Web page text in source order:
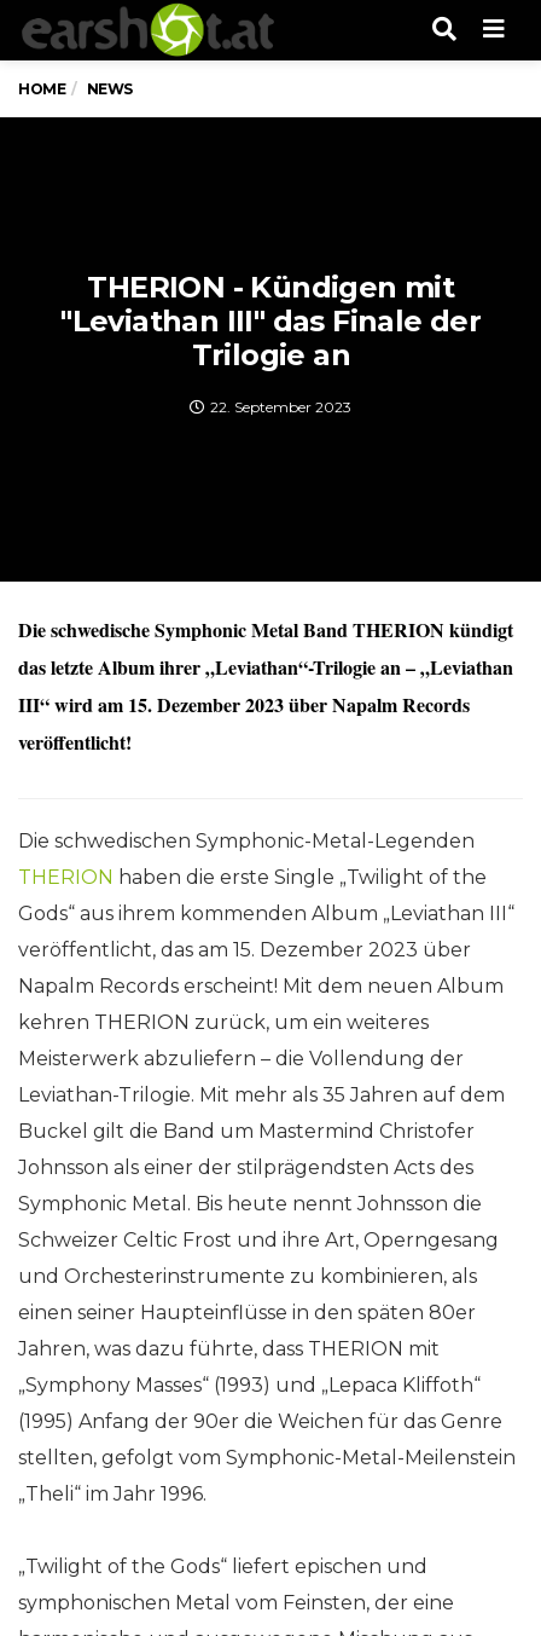
HOME NEWS
THERION - Kündigen mit
"Leviathan III" das Finale der
Trilogie an
22. September 2023
Die schwedische Symphonic Metal Band THERION kündigt
das letzte Album ihrer „Leviathan“-Trilogie an – „Leviathan
III“ wird am 15. Dezember 2023 über Napalm Records
veröffentlicht!
Die schwedischen Symphonic-Metal-Legenden
THERION haben die erste Single „Twilight of the
Gods“ aus ihrem kommenden Album „Leviathan III“
veröffentlicht, das am 15. Dezember 2023 über
Napalm Records erscheint! Mit dem neuen Album
kehren THERION zurück, um ein weiteres
Meisterwerk abzuliefern – die Vollendung der
Leviathan-Trilogie. Mit mehr als 35 Jahren auf dem
Buckel gilt die Band um Mastermind Christofer
Johnsson als einer der stilprägendsten Acts des
Symphonic Metal. Bis heute nennt Johnsson die
Schweizer Celtic Frost und ihre Art, Operngesang
und Orchesterinstrumente zu kombinieren, als
einen seiner Haupteinflüsse in den späten 80er
Jahren, was dazu führte, dass THERION mit
„Symphony Masses“ (1993) und „Lepaca Kliffoth“
(1995) Anfang der 90er die Weichen für das Genre
stellten, gefolgt vom Symphonic-Metal-Meilenstein
„Theli“ im Jahr 1996.
„Twilight of the Gods“ liefert epischen und
symphonischen Metal vom Feinsten, der eine